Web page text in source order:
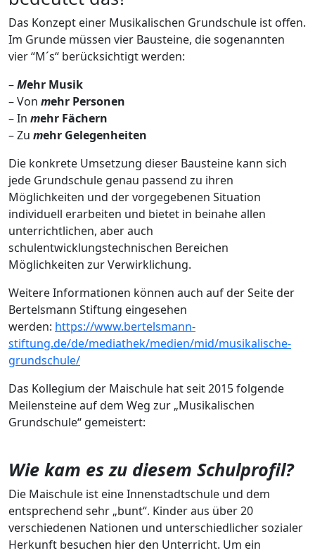
Das Konzept einer Musikalischen Grundschule ist offen.
Im Grunde müssen vier Bausteine, die sogenannten
vier “M´s“ berücksichtigt werden:
–Mehr Musik
– Von mehr Personen
– In mehr Fächern
– Zu mehr Gelegenheiten
Die konkrete Umsetzung dieser Bausteine kann sich
jede Grundschule genau passend zu ihren
Möglichkeiten und der vorgegebenen Situation
individuell erarbeiten und bietet in beinahe allen
unterrichtlichen, aber auch
schulentwicklungstechnischen Bereichen
Möglichkeiten zur Verwirklichung.
Weitere Informationen können auch auf der Seite der
Bertelsmann Stiftung eingesehen
werden: https://www.bertelsmann-
stiftung.de/de/mediathek/medien/mid/musikalische-
grundschule/
Das Kollegium der Maischule hat seit 2015 folgende
Meilensteine auf dem Weg zur „Musikalischen
Grundschule“ gemeistert:
Wie kam es zu diesem Schulprofil?
Die Maischule ist eine Innenstadtschule und dem
entsprechend sehr „bunt“. Kinder aus über 20
verschiedenen Nationen und unterschiedlicher sozialer
Herkunft besuchen hier den Unterricht. Um ein